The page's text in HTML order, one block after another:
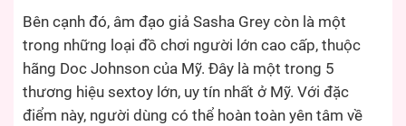
Bên cạnh đó, âm đạo giả Sasha Grey còn là một
trong những loại đồ chơi người lớn cao cấp, thuộc
hãng Doc Johnson của Mỹ. Đây là một trong 5
thương hiệu sextoy lớn, uy tín nhất ở Mỹ. Với đặc
điểm này, người dùng có thể hoàn toàn yên tâm về